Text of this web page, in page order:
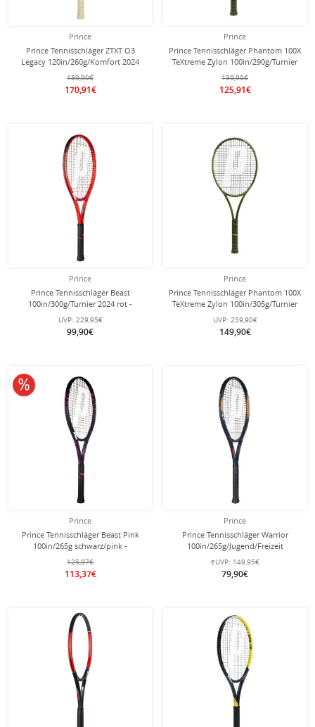
Prince
Prince Tennisschläger ZTXT O3
Legacy 120in/260g/Komfort 2024
gold- besaitet -
189,90€
170,91€
Prince
Prince Tennisschläger Phantom 100X
TeXtreme Zylon 100in/290g/Turnier
2024 grün - unbesaitet -
139,90€
125,91€
Prince
Prince Tennisschläger Beast
100in/300g/Turnier 2024 rot -
unbesaitet -
UVP: 229,95€
99,90€
Prince
Prince Tennisschläger Phantom 100X
TeXtreme Zylon 100in/305g/Turnier
2024 grün - unbesaitet -
UVP: 259,90€
149,90€
Prince
Prince Tennisschläger Beast Pink
100in/265g schwarz/pink -
unbesaitet -
125,97€
113,37€
10% reduziert
Prince
Prince Tennisschläger Warrior
100in/265g/Jugend/Freizeit
blaugrau/bronzebraun - besaitet -
eUVP: 149,95€
79,90€